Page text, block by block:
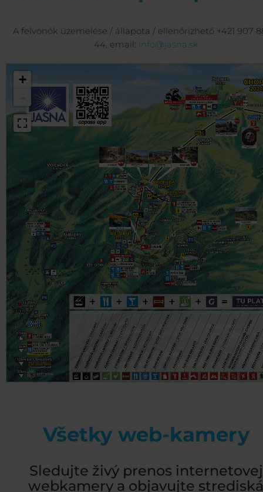
A felvonók üzemelése / állapota / ellenőrizhető +421 907
44, email: info@jasna.sk
+
Všetky web-kamery
Sledujte živý prenos internetovej
webkamery a objavujte strediská